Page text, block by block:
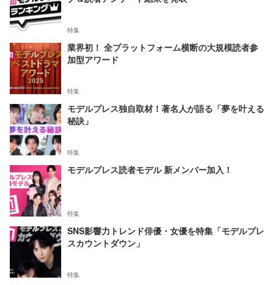
特集
業界初！ 全プラットフォーム横断の大規模読者参
加型アワード
特集
モデルプレス独自取材！著名人が語る「夢を叶える
秘訣」
特集
モデルプレス読者モデル 新メンバー加入！
特集
SNS影響力トレンド俳優・女優を特集「モデルプレ
スカウントダウン」
特集